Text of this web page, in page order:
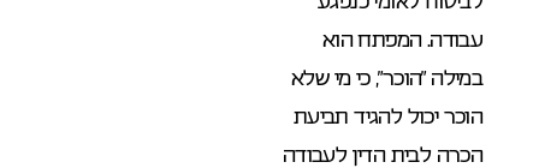
עבודה. המפתח הוא
במילה “הוכר”, כי מי שלא
הוכר יכול להגיד תביעת
הכרה לבית הדין לעבודה